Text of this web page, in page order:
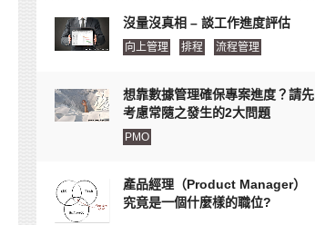
沒量沒真相 – 談工作進度評估
向上管理 排程 流程管理
想靠數據管理確保專案進度？請先
考慮常隨之發生的2大問題
PMO
產品經理（Product Manager）
究竟是一個什麼樣的職位?